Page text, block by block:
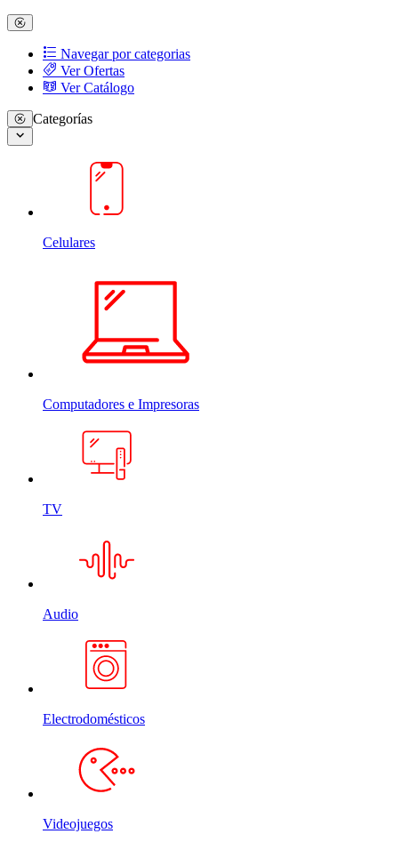
Navegar por categorias
Ver Ofertas
Ver Catálogo
Categorías
Celulares
Computadores e Impresoras
TV
Audio
Electrodomésticos
Videojuegos